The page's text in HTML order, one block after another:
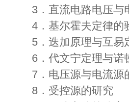
3．直流电路电压与
4．基尔霍夫定律的
5．迭加原理与互易
6．代文宁定理与诺
7．电压源与电流源
8．受控源的研究